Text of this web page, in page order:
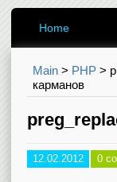
Home
Main> PHP>
карманов
12.02.2012 0